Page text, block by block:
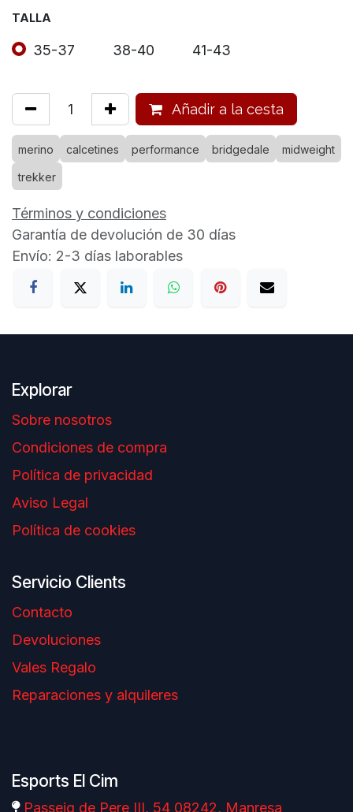
TALLA
35-37 38-40 41-43
Añadir a la cesta
merino calcetines performance bridgedale midweight
trekker
Términos y condiciones
Garantía de devolución de 30 días
Envío: 2-3 días laborables
Explorar
Sobre nosotros
Condiciones de compra
Política de privacidad
Aviso Legal
Política de cookies
Servicio Clients
Contacto
Devoluciones
Vales Regalo
Reparaciones y alquileres
Esports El Cim
Passeig de Pere III, 54 08242, Manresa